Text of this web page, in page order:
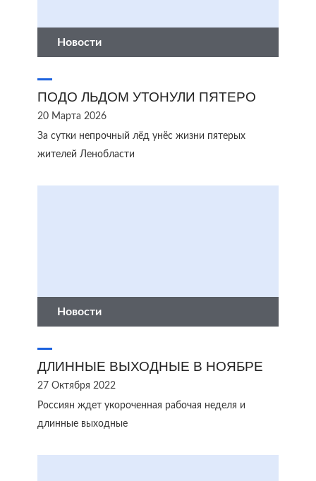
Новости
ПОДО ЛЬДОМ УТОНУЛИ ПЯТЕРО
20 Марта 2026
За сутки непрочный лёд унёс жизни пятерых
жителей Ленобласти
Новости
ДЛИННЫЕ ВЫХОДНЫЕ В НОЯБРЕ
27 Октября 2022
Россиян ждет укороченная рабочая неделя и
длинные выходные